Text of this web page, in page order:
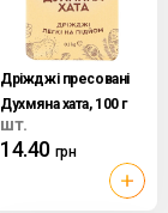
Дріжджі пресовані
Духмяна хата, 100 г
шт.
14.40 грн